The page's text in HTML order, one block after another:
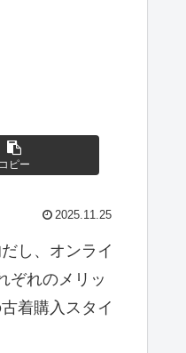
コピー
2025.11.25
し、オンライ
ぞれのメリッ
着購入スタイ